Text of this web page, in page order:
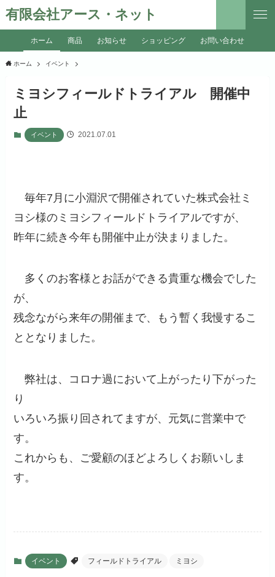
有限会社アース・ネット
ホーム 商品 お知らせ ショッピング お問い合わせ
ホーム イベント
ミヨシフィールドトライアル 開催中
止
イベント 2021.07.01
毎年7月に小淵沢で開催されていた株式会社ミ
ヨシ様のミヨシフィールドトライアルですが、
昨年に続き今年も開催中止が決まりました。
多くのお客様とお話ができる貴重な機会でした
が、
残念ながら来年の開催まで、もう暫く我慢するこ
ととなりました。
弊社は、コロナ過において上がったり下がった
り
いろいろ振り回されてますが、元気に営業中で
す。
これからも、ご愛顧のほどよろしくお願いしま
す。
イベント フィールドトライアル ミヨシ